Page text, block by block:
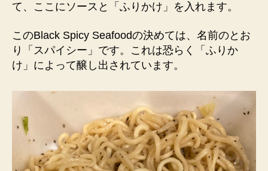
て、ここにソースと「ふりかけ」を入れます。
このBlack Spicy Seafoodの決めては、名前のとお
り「スパイシー」です。これは恐らく「ふりか
け」によって醸し出されています。